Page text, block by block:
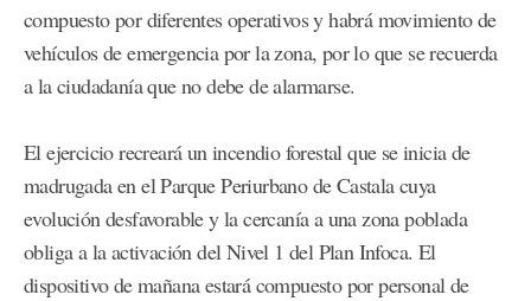
compuesto por diferentes operativos y habrá movimiento de
vehículos de emergencia por la zona, por lo que se recuerda
a la ciudadanía que no debe de alarmarse.
El ejercicio recreará un incendio forestal que se inicia de
madrugada en el Parque Periurbano de Castala cuya
evolución desfavorable y la cercanía a una zona poblada
obliga a la activación del Nivel 1 del Plan Infoca. El
dispositivo de mañana estará compuesto por personal de